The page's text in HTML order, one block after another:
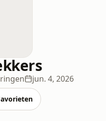
jun. 4, 2026